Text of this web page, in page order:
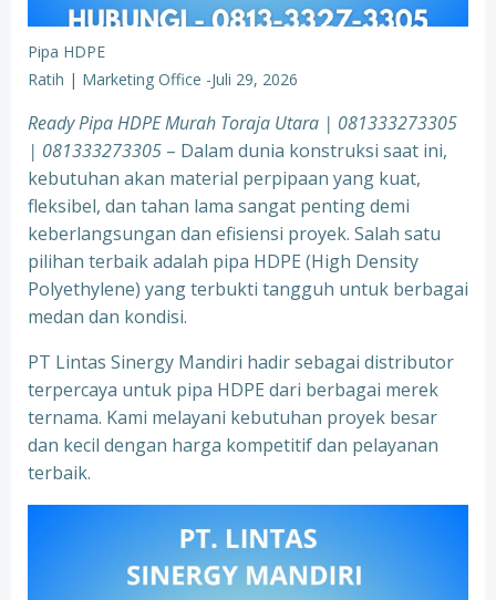
Pipa HDPE
Ratih | Marketing Office -Juli 29, 2026
Ready Pipa HDPE Murah Toraja Utara | 081333273305
| 081333273305 – Dalam dunia konstruksi saat ini,
kebutuhan akan material perpipaan yang kuat,
fleksibel, dan tahan lama sangat penting demi
keberlangsungan dan efisiensi proyek. Salah satu
pilihan terbaik adalah pipa HDPE (High Density
Polyethylene) yang terbukti tangguh untuk berbagai
medan dan kondisi.
PT Lintas Sinergy Mandiri hadir sebagai distributor
terpercaya untuk pipa HDPE dari berbagai merek
ternama. Kami melayani kebutuhan proyek besar
dan kecil dengan harga kompetitif dan pelayanan
terbaik.